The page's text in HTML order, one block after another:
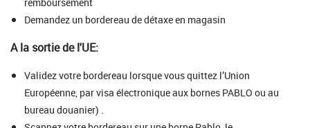
Demandez un bordereau de détaxe en magasin
A la sortie de l'UE:
Validez votre bordereau lorsque vous quittez l’Union
Européenne, par visa électronique aux bornes PABLO ou au
bureau douanier) .